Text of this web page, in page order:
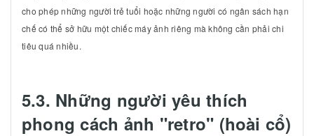
cho phép những người trẻ tuổi hoặc những người có ngân sách hạn
chế có thể sở hữu một chiếc máy ảnh riêng mà không cần phải chi
tiêu quá nhiều.
5.3. Những người yêu thích
phong cách ảnh "retro" (hoài cổ)